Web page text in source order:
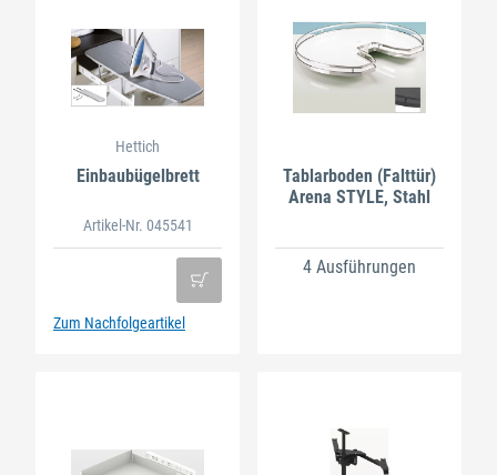
Hettich
Einbaubügelbrett
Artikel-Nr. 045541
Zum Nachfolgeartikel
Tablarboden (Falttür)
Arena STYLE, Stahl
4 Ausführungen